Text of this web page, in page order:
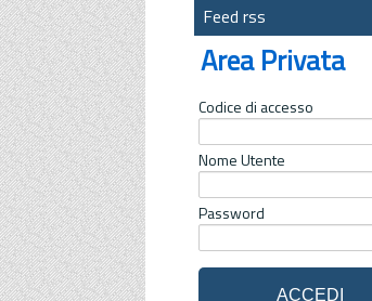
Feed rss
Area Privata
Codice di accesso
Nome Utente
Password